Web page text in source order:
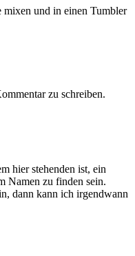
und in einen Tumbler
zu schreiben.
hier stehenden ist, ein
Namen zu finden sein.
dann kann ich irgendwann